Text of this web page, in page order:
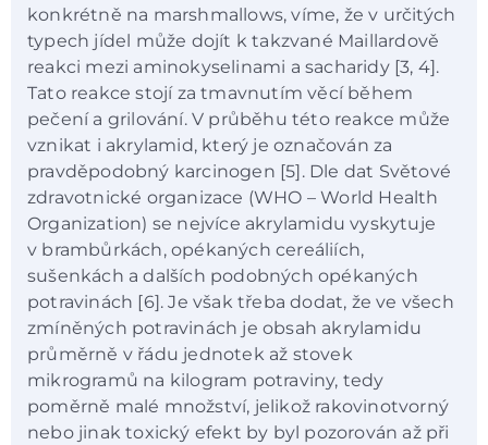
konkrétně na marshmallows, víme, že v určitých
typech jídel může dojít k takzvané Maillardově
reakci mezi aminokyselinami a sacharidy [3, 4].
Tato reakce stojí za tmavnutím věcí během
pečení a grilování. V průběhu této reakce může
vznikat i akrylamid, který je označován za
pravděpodobný karcinogen [5]. Dle dat Světové
zdravotnické organizace (WHO – World Health
Organization) se nejvíce akrylamidu vyskytuje
v brambůrkách, opékaných cereáliích,
sušenkách a dalších podobných opékaných
potravinách [6]. Je však třeba dodat, že ve všech
zmíněných potravinách je obsah akrylamidu
průměrně v řádu jednotek až stovek
mikrogramů na kilogram potraviny, tedy
poměrně malé množství, jelikož rakovinotvorný
nebo jinak toxický efekt by byl pozorován až při